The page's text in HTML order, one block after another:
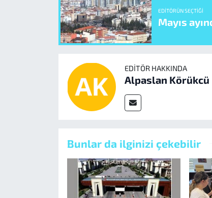
EDITÖRÜN SEÇTIĞI
Mayıs
EDITÖR HAKKINDA
Alpaslan Körükcü
Bunlar da ilginizi çekebilir